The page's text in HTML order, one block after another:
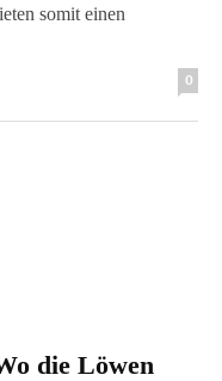
somit einen
0
die Löwen